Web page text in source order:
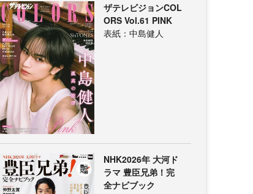
ザテレビジョンCOL
ORS Vol.61 PINK
表紙：中島健人
NHK2026年 大河ド
ラマ 豊臣兄弟！完
全ナビブック